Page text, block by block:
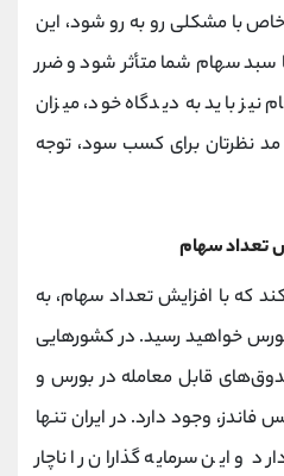
با مشکلی رو به رو شود، این
سهام شما متأثر شود و ضرر
نیز باید به دیدگاه خود، میزان
نظرتان برای کسب سود، توجه
تعداد سهام
که با افزایش تعداد سهام، به
خواهید رسید. در کشورهایی
قابل معامله در بورس و
وجود دارد. در ایران تنها
این سرمایه گذاران را ناچار